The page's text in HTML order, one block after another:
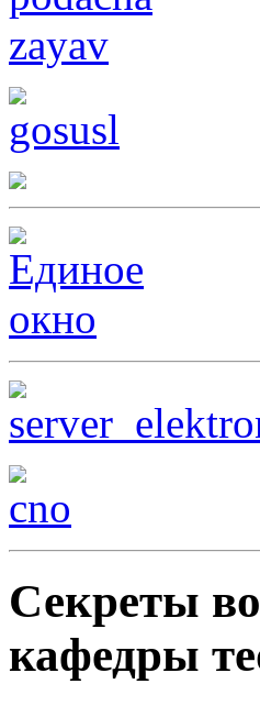
Секреты
кафедры